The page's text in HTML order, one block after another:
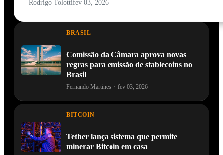
Rodrigo Tolottifev 03, 2026
BRASIL
Comissão da Câmara aprova novas
regras para emissão de stablecoins no
Brasil
Fernando Martines · fev 03, 2026
BITCOIN
Tether lança sistema que permite
minerar Bitcoin em casa